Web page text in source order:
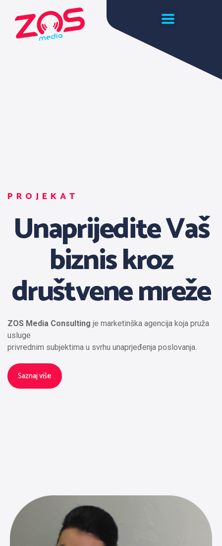
PROJEKAT
Unaprijedite Vaš
biznis kroz
društvene mreže
ZOS Media Consulting je marketinška agencija koja pruža
usluge
privrednim subjektima u svrhu unaprjeđenja poslovanja.
Saznaj više